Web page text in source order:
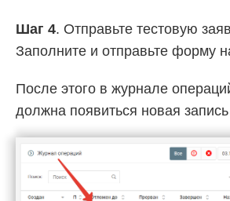
Шаг 4. Отправьте тестовую
Заполните и отправьте форму
После этого в журнале
должна появиться новая запись